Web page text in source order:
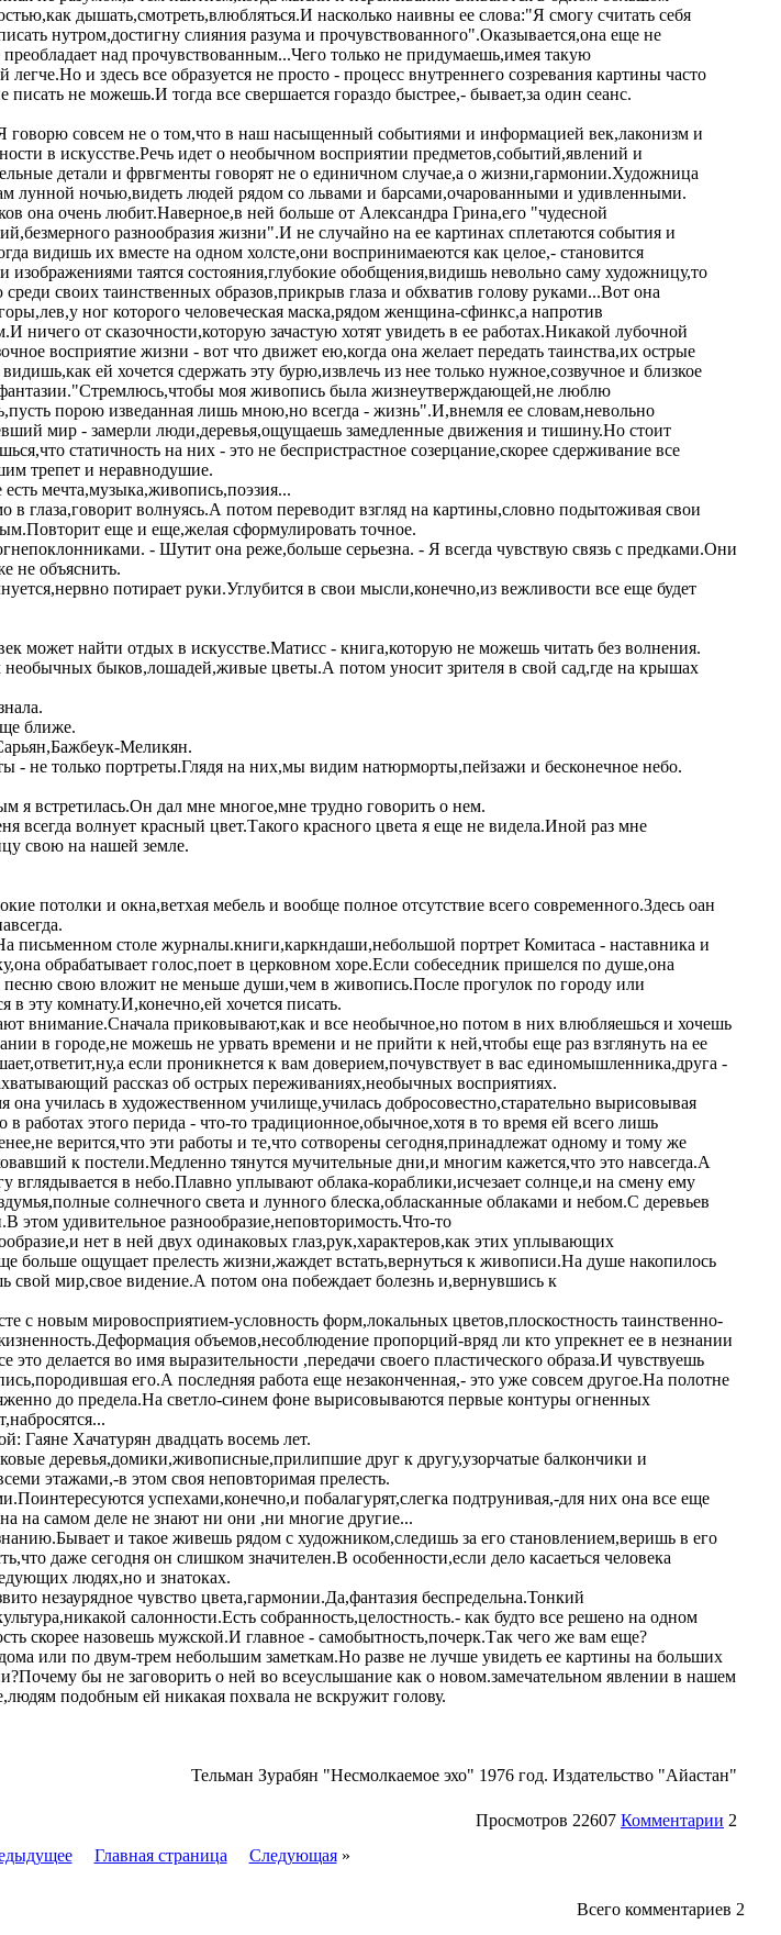
дышать,смотреть,влюбляться.И насколько наивны ее слова:"Я смогу считать себя
нутром,достигну слияния разума и прочувствованного".Оказывается,она еще не
над прочувствованным...Чего только не придумаешь,имея такую
и здесь все образуется не просто - процесс внутреннего созревания картины часто
не можешь.И тогда все свершается гораздо быстрее,- бывает,за один сеанс.
говорю совсем не о том,что в наш насыщенный событиями и информацией век,лаконизм и
в искусстве.Речь идет о необычном восприятии предметов,событий,явлений и
детали и фрвгменты говорят не о единичном случае,а о жизни,гармонии.Художница
лунной ночью,видеть людей рядом со львами и барсами,очарованными и удивленными.
она очень любит.Наверное,в ней больше от Александра Грина,его "чудесной
разнообразия жизни".И не случайно на ее картинах сплетаются события и
видишь их вместе на одном холсте,они воспринимаеются как целое,- становится
таятся состояния,глубокие обобщения,видишь невольно саму художницу,то
своих таинственных образов,прикрыв глаза и обхватив голову руками...Вот она
ног которого человеческая маска,рядом женщина-сфинкс,а напротив
ничего от сказочности,которую зачастую хотят увидеть в ее работах.Никакой лубочной
восприятие жизни - вот что движет ею,когда она желает передать таинства,их острые
ей хочется сдержать эту бурю,извлечь из нее только нужное,созвучное и близкое
моя живопись была жизнеутверждающей,не люблю
порою изведанная лишь мною,но всегда - жизнь".И,внемля ее словам,невольно
мир - замерли люди,деревья,ощущаешь замедленные движения и тишину.Но стоит
статичность на них - это не беспристрастное созерцание,скорее сдерживание все
трепет и неравнодушие.
мечта,музыка,живопись,поэзия...
в глаза,говорит волнуясь.А потом переводит взгляд на картины,словно подытоживая свои
еще и еще,желая сформулировать точное.
- Шутит она реже,больше серьезна. - Я всегда чувствую связь с предками.Они
не объяснить.
потирает руки.Углубится в свои мысли,конечно,из вежливости все еще будет
может найти отдых в искусстве.Матисс - книга,которую не можешь читать без волнения.
быков,лошадей,живые цветы.А потом уносит зрителя в свой сад,где на крышах
ближе.
Меликян.
- не только портреты.Глядя на них,мы видим натюрморты,пейзажи и бесконечное небо.
встретилась.Он дал мне многое,мне трудно говорить о нем.
волнует красный цвет.Такого красного цвета я еще не видела.Иной раз мне
свою на нашей земле.
потолки и окна,ветхая мебель и вообще полное отсутствие всего современного.Здесь оан
письменном столе журналы.книги,каркндаши,небольшой портрет Комитаса - наставника и
обрабатывает голос,поет в церковном хоре.Если собеседник пришелся по душе,она
песню свою вложит не меньше души,чем в живопись.После прогулок по городу или
в эту комнату.И,конечно,ей хочется писать.
внимание.Сначала приковывают,как и все необычное,но потом в них влюбляешься и хочешь
в городе,не можешь не урвать времени и не прийти к ней,чтобы еще раз взглянуть на ее
если проникнется к вам доверием,почувствует в вас единомышленника,друга -
рассказ об острых переживаниях,необычных восприятиях.
училась в художественном училище,училась добросовестно,старательно вырисовывая
работах этого перида - что-то традиционное,обычное,хотя в то время ей всего лишь
верится,что эти работы и те,что сотворены сегодня,принадлежат одному и тому же
к постели.Медленно тянутся мучительные дни,и многим кажется,что это навсегда.А
вглядывается в небо.Плавно уплывают облака-кораблики,исчезает солнце,и на смену ему
солнечного света и лунного блеска,обласканные облаками и небом.С деревьев
этом удивительное разнообразие,неповторимость.Что-то
нет в ней двух одинаковых глаз,рук,характеров,как этих уплывающих
больше ощущает прелесть жизни,жаждет встать,вернуться к живописи.На душе накопилось
свой мир,свое видение.А потом она побеждает болезнь и,вернувшись к
с новым мировосприятием-условность форм,локальных цветов,плоскостность таинственно-
объемов,несоблюдение пропорций-вряд ли кто упрекнет ее в незнании
делается во имя выразительности ,передачи своего пластического образа.И чувствуешь
его.А последняя работа еще незаконченная,- это уже совсем другое.На полотне
до предела.На светло-синем фоне вырисовываются первые контуры огненных
Гаяне Хачатурян двадцать восемь лет.
деревья,домики,живописные,прилипшие друг к другу,узорчатые балкончики и
этажами,-в этом своя неповторимая прелесть.
успехами,конечно,и побалагурят,слегка подтрунивая,-для них она все еще
на самом деле не знают ни они ,ни многие другие...
и такое живешь рядом с художником,следишь за его становлением,веришь в его
даже сегодня он слишком значителен.В особенности,если дело касаеться человека
людях,но и знатоках.
незаурядное чувство цвета,гармонии.Да,фантазия беспредельна.Тонкий
салонности.Есть собранность,целостность.- как будто все решено на одном
скорее назовешь мужской.И главное - самобытность,почерк.Так чего же вам еще?
или по двум-трем небольшим заметкам.Но разве не лучше увидеть ее картины на больших
бы не заговорить о ней во всеуслышание как о новом.замечательном явлении в нашем
подобным ей никакая похвала не вскружит голову.
Тельман Зурабян "Несмолкаемое эхо" 1976 год. Издательство "Айастан"
Просмотров 22607 Комментарии 2
Главная страница Следующая»
Всего комментариев 2